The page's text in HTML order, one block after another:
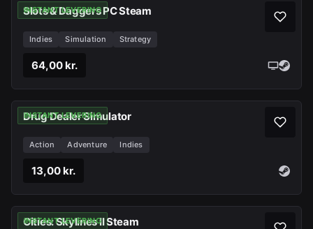
INSTANT LEVERING
Slots & Daggers PC Steam
Indies Simulation Strategy
64,00 kr.
INSTANT LEVERING
Drug Dealer Simulator
Action Adventure Indies
13,00 kr.
INSTANT LEVERING
Cities: Skylines II Steam